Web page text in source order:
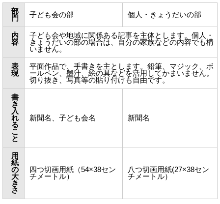
部
門
子ども会の部 個人・きょうだいの部
内
容
子ども会や地域に関係ある記事を主体とします。個人・
きょうだいの部の場合は、自分の家族などの内容でも構
いません。
表
現
平面作品で、手書きを主とします。鉛筆、マジック、ボ
ールペン、墨汁、絵の具などを活用してかまいません。
切り抜き、写真等の貼り付けも自由です。
書
き
入
れ
る
こ
と
新聞名、子ども会名 新聞名
用
紙
の
大
き
さ
四つ切画用紙（54×38セン
チメートル）
八つ切画用紙(27×38セン
チメートル）